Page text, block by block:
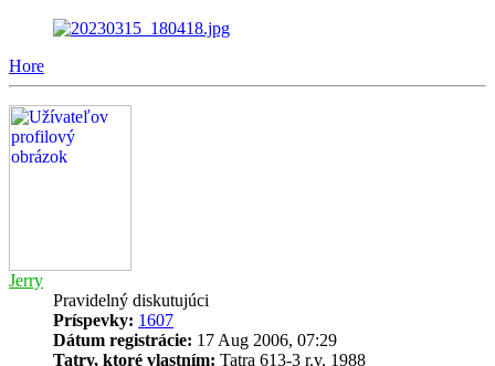
Hore
Jerry
Pravidelný diskutujúci
Príspevky: 1607
Dátum registrácie: 17 Aug 2006, 07:29
Tatry, ktoré vlastním: Tatra 613-3 r.v. 1988